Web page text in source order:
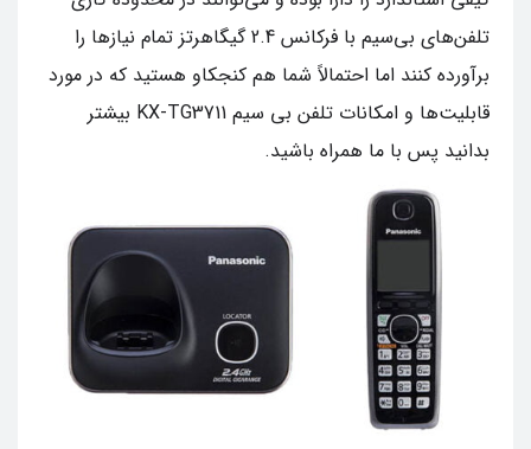
تلفن‌های بی‌سیم با فرکانس 2.4 گیگاهرتز تمام نیازها را
برآورده کنند اما احتمالاً شما هم کنجکاو هستید که در مورد
قابلیت‌ها و امکانات تلفن بی سیم KX-TG3711 بیشتر
بدانید پس با ما همراه باشید.